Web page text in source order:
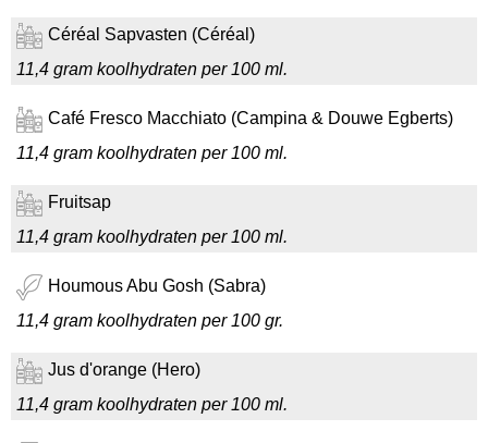
Céréal Sapvasten (Céréal)
11,4 gram koolhydraten per 100 ml.
Café Fresco Macchiato (Campina & Douwe Egberts)
11,4 gram koolhydraten per 100 ml.
Fruitsap
11,4 gram koolhydraten per 100 ml.
Houmous Abu Gosh (Sabra)
11,4 gram koolhydraten per 100 gr.
Jus d'orange (Hero)
11,4 gram koolhydraten per 100 ml.